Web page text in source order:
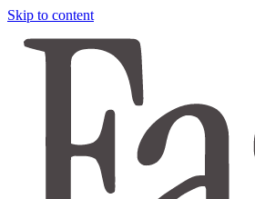
Skip to content